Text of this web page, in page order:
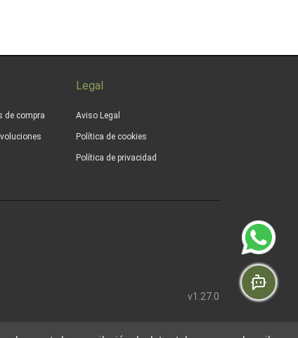
de compra
Legal
Aviso Legal
Política de cookies
Política de privacidad
v1.27.0